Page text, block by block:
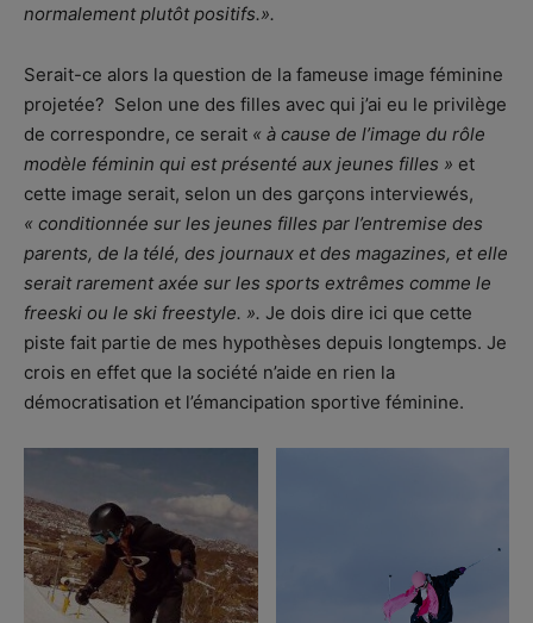
normalement plutôt positifs.».
Serait-ce alors la question de la fameuse image féminine
projetée? Selon une des filles avec qui j’ai eu le privilège
de correspondre, ce serait « à cause de l’image du rôle
modèle féminin qui est présenté aux jeunes filles » et
cette image serait, selon un des garçons interviewés,
« conditionnée sur les jeunes filles par l’entremise des
parents, de la télé, des journaux et des magazines, et elle
serait rarement axée sur les sports extrêmes comme le
freeski ou le ski freestyle. ». Je dois dire ici que cette
piste fait partie de mes hypothèses depuis longtemps. Je
crois en effet que la société n’aide en rien la
démocratisation et l’émancipation sportive féminine.